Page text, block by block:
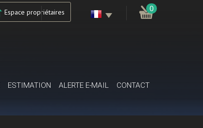
Espace propriétaires 0
ESTIMATION ALERTE E-MAIL CONTACT